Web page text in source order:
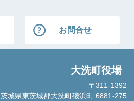
お問合せ
大洗町役場
〒311-1392
茨城県東茨城郡大洗町磯浜町 6881-275